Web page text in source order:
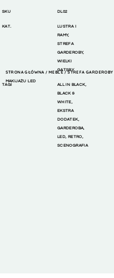
SKU DL02
KAT.
LUSTRA I
RAMY,
STREFA
GARDEROBY,
WIELKI
GATSBY
TAGI ALL IN BLACK,
BLACK &
WHITE,
EKSTRA
DODATEK,
GARDEROBA,
LED, RETRO,
SCENOGRAFIA
STRONA GŁÓWNA /MEBLE /STREFA GARDEROBY
MAKIJAŻU LED